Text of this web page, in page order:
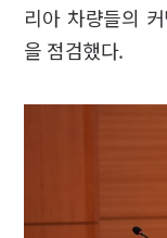
리아 차량들의
을 점검했다.